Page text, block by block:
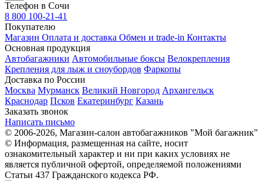
Телефон в Сочи
8 800 100-21-41
Покупателю
Магазин Оплата и доставка Обмен и trade-in Контакты
Основная продукция
Автобагажники Автомобильные боксы Велокрепления
Крепления для лыж и сноубордов Фаркопы
Доставка по России
Москва Мурманск Великий Новгород Архангельск
Краснодар Псков Екатеринбург Казань
Заказать звонок
Написать письмо
© 2006-2026, Магазин-салон автобагажников "Мой багажник"
© Информация, размещенная на сайте, носит
ознакомительный характер и ни при каких условиях не
является публичной офертой, определяемой положениями
Статьи 437 Гражданского кодекса РФ.